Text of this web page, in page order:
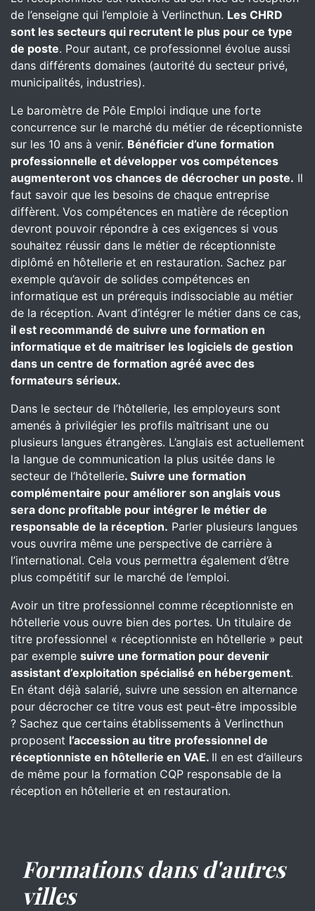
de l’enseigne qui l’emploie à Verlincthun. Les CHRD
sont les secteurs qui recrutent le plus pour ce type
de poste. Pour autant, ce professionnel évolue aussi
dans différents domaines (autorité du secteur privé,
municipalités, industries).
Le baromètre de Pôle Emploi indique une forte
concurrence sur le marché du métier de réceptionniste
sur les 10 ans à venir. Bénéficier d’une formation
professionnelle et développer vos compétences
augmenteront vos chances de décrocher un poste. Il
faut savoir que les besoins de chaque entreprise
diffèrent. Vos compétences en matière de réception
devront pouvoir répondre à ces exigences si vous
souhaitez réussir dans le métier de réceptionniste
diplômé en hôtellerie et en restauration. Sachez par
exemple qu’avoir de solides compétences en
informatique est un prérequis indissociable au métier
de la réception. Avant d’intégrer le métier dans ce cas,
il est recommandé de suivre une formation en
informatique et de maitriser les logiciels de gestion
dans un centre de formation agréé avec des
formateurs sérieux.
Dans le secteur de l’hôtellerie, les employeurs sont
amenés à privilégier les profils maîtrisant une ou
plusieurs langues étrangères. L’anglais est actuellement
la langue de communication la plus usitée dans le
secteur de l’hôtellerie. Suivre une formation
complémentaire pour améliorer son anglais vous
sera donc profitable pour intégrer le métier de
responsable de la réception. Parler plusieurs langues
vous ouvrira même une perspective de carrière à
l’international. Cela vous permettra également d’être
plus compétitif sur le marché de l’emploi.
Avoir un titre professionnel comme réceptionniste en
hôtellerie vous ouvre bien des portes. Un titulaire de
titre professionnel « réceptionniste en hôtellerie » peut
par exemple suivre une formation pour devenir
assistant d’exploitation spécialisé en hébergement.
En étant déjà salarié, suivre une session en alternance
pour décrocher ce titre vous est peut-être impossible
? Sachez que certains établissements à Verlincthun
proposent l’accession au titre professionnel de
réceptionniste en hôtellerie en VAE. Il en est d’ailleurs
de même pour la formation CQP responsable de la
réception en hôtellerie et en restauration.
Formations dans d'autres
villes